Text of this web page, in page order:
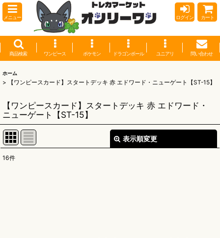
メニュー ログイン カート
商品検索 ワンピース ポケモン ドラゴンボール ユニアリ 問い合わせ
ホーム
> 【ワンピースカード】スタートデッキ 赤 エドワード・ニューゲート【ST-15】
【ワンピースカード】スタートデッキ 赤 エドワード・
ニューゲート【ST-15】
表示順変更
16件